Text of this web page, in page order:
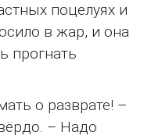
поцелуях и
в жар, и она
прогнать
о разврате! –
– Надо